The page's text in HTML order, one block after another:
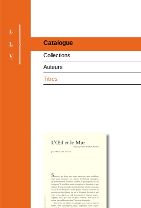
Catalogue
Collections
Auteurs
Titres